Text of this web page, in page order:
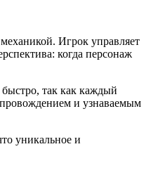
Игрок управляет
когда персонаж
быстро, так как каждый
и узнаваемым
уникальное и